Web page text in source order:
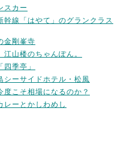
スカー
線「はやて」のグランクラス
金剛峯寺
山楼のちゃんぽん。
季亭」
ーサイドホテル・松風
度こそ相場になるのか？
レーとかしわめし